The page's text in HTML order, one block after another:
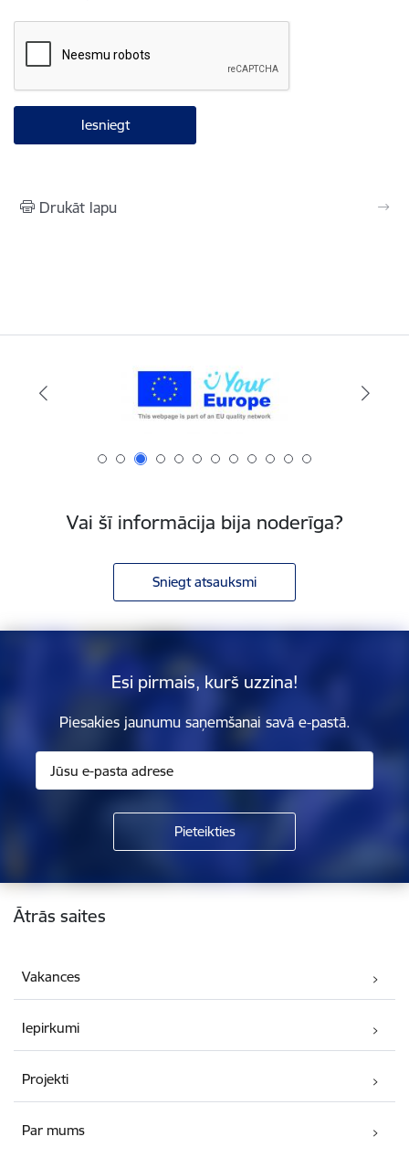
Drukāt lapu
Vai šī informācija bija noderīga?
Sniegt atsauksmi
Esi pirmais, kurš uzzina!
Piesakies jaunumu saņemšanai savā e-pastā.
Kājene
Ātrās saites
Vakances
Iepirkumi
Projekti
Par mums